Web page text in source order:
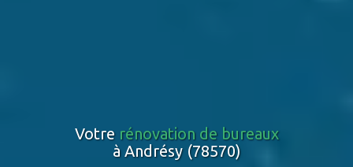
Votre rénovation de bureaux
à Andrésy (78570)